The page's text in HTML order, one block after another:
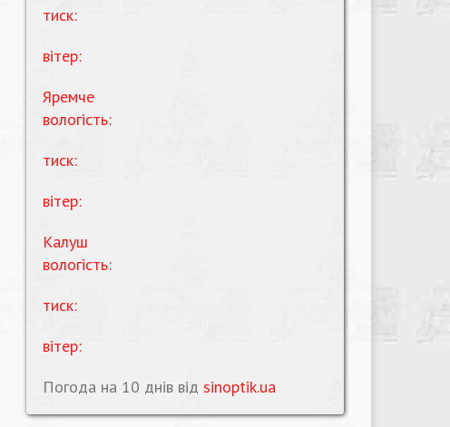
тиск:
вітер:
Яремче
вологість:
тиск:
вітер:
Калуш
вологість:
тиск:
вітер:
Погода на 10 днів від sinoptik.ua